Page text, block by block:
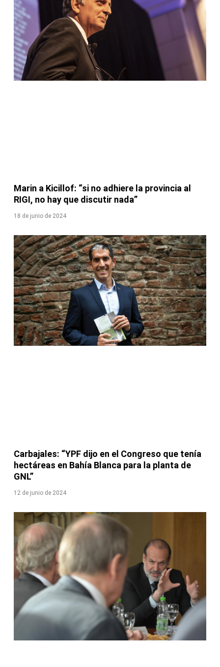
Marin a Kicillof: “si no adhiere la provincia al
RIGI, no hay que discutir nada”
18 de junio de 2024
Carbajales: “YPF dijo en el Congreso que tenía
hectáreas en Bahía Blanca para la planta de
GNL”
12 de junio de 2024